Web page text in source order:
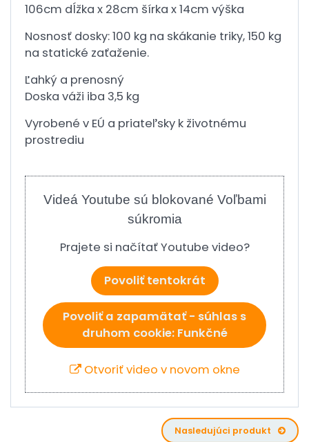
106cm dĺžka x 28cm šírka x 14cm výška
Nosnosť dosky: 100 kg na skákanie triky, 150 kg
na statické zaťaženie.
Ľahký a prenosný
Doska váži iba 3,5 kg
Vyrobené v EÚ a priateľsky k životnému
prostrediu
Videá Youtube sú blokované Voľbami
súkromia
Prajete si načítať Youtube video?
Povoliť tentokrát
Povoliť a zapamätať - súhlas s
druhom cookie: Funkčné
Otvoriť video v novom okne
Nasledujúci produkt